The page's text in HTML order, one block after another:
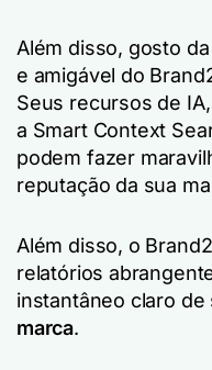
Além disso, gosto
e amigável do
Seus recursos de
a Smart Context
podem fazer
reputação da sua
Além disso, o
relatórios
instantâneo claro
marca.